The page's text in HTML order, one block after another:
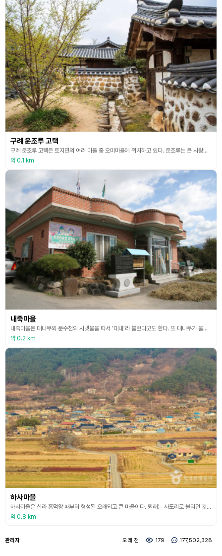
구례 운조루 고택
구례 운조루 고택은 토지면의 여러 마을 중 오미마을에 위치하고 있다. 운조루는 큰 사랑채의 이름으로 구름 속에 새처럼 숨어 사는 집이라는 뜻을 가지고 있다. 이 건물은 본래 대구 사람인 류이주가 금환락지의 명당에 매료되어 은퇴하면 이곳에 머물 것을 결심하고 시작하여 7년이라는 세월 동안 건축하였다고 한다. 처음에는 73칸 집이었지만 화재와 시간이 흐름에 따라 일부가 소실되어 현재는 2007년 문화재청의 실측 조사에 따르면 63칸이 보존되고 있다. 이 고
약 0.1 km
내죽마을
내죽마을은 대나무와 문수천의 시냇물을 따서 ‘대내’라 불렀다고도 한다. 또 대나무가 울창해서 대내라 했다고 하는데 대내 마을 중에 안쪽에 있다고 해서 안 대내, 내죽이라 불렀다고 한다. 내죽마을에 들어서면 평화로워 보이는 마을 풍경과 함께 저수지 아래쪽으로 새로 지은 집들도 속속 들어서고 있는 모습이 보인다. 노고단 아래쪽 문수골에서 발원한 토지천은 문수제 저수지에서 잠시 숨을 돌리며 이곳 사람들에게 풍부한 물을 제공하고 내죽교를 지나 섬진강에 이른다.
약 0.2 km
하사마을
하사마을은 신라 흥덕왕 때부터 형성된 오래되고 큰 마을이다. 원래는 사도리로 불리던 것을 일제강점기 때 윗마을과 아랫마을을 구분해 상사리와 하사리가 되었다. 현재는 하사마을과 상사마을이 사도리를 구성하고 있다. 사도리란 이름을 글자 그대로 풀면 ‘모래 그림 마을’이다. 전설에 따르면 신라 말 도선국사가 이곳에서 머리를 식히고 있는데, 어디선가 도사 한 분이 나타나 모래벌판에 그림을 그려 우리나라의 풍수에 대해 알려주었다고 한다. 하사저수지를 품고 넓은
약 0.8 km
관리자 오래 전 179 177,502,328